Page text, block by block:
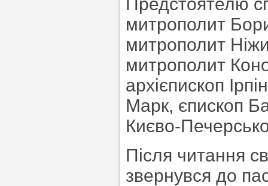
митрополит
митрополит
митрополит
архієпископ
Марк, єпископ
Києво-
Після читання
звернувся до